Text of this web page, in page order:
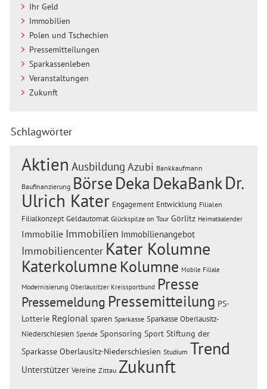
Ihr Geld
Immobilien
Polen und Tschechien
Pressemitteilungen
Sparkassenleben
Veranstaltungen
Zukunft
Schlagwörter
Aktien Ausbildung Azubi Bankkaufmann
Baufinanzierung BörseDeka DekaBankDr.
Ulrich Kater Engagement Entwicklung Filialen
Filialkonzept Geldautomat Glückspilze on Tour Görlitz Heimatkalender
Immobilie Immobilien Immobilienangebot
Immobiliencenter Kater Kolumne
Katerkolumne Kolumne Mobile Filiale
Modernisierung Oberlausitzer Kreissportbund Presse
Pressemeldung Pressemitteilung PS-
Lotterie Regional sparen Sparkasse Sparkasse Oberlausitz-
Niederschlesien Spende Sponsoring Sport Stiftung der
Sparkasse Oberlausitz-Niederschlesien Studium Trend
Unterstützer Vereine Zittau Zukunft